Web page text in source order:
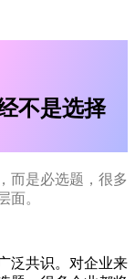
不是选择
而是必选题，很多
面。
泛共识。对企业来